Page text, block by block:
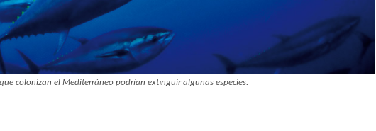
que colonizan el Mediterráneo podrían extinguir algunas especies.